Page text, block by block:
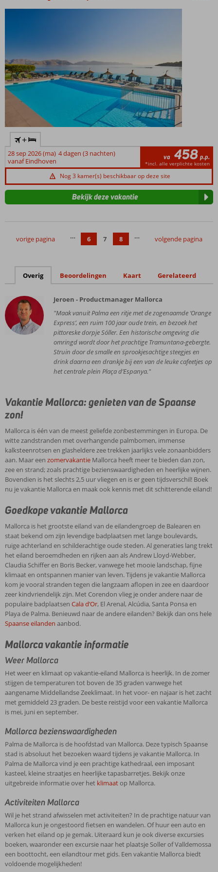
+
28 sep 2026 (ma) 4 dagen (3 nachten)
vanaf Eindhoven
va 458 p.p.
*incl. alle verplichte kosten
Nog 3 kamer(s) beschikbaar op deze site
Bekijk deze vakantie
vorige pagina … 6 7 8 … volgende pagina
Overig Beoordelingen Kaart Gerelateerd
Jeroen - Productmanager Mallorca
"Maak vanuit Palma een ritje met de zogenaamde ‘Orange
Express’, een ruim 100 jaar oude trein, en bezoek het
pittoreske dorpje Sóller. Een historische omgeving die
omringd wordt door het prachtige Tramuntana-gebergte.
Struin door de smalle en sprookjesachtige steegjes en
drink daarna een drankje bij een van de leuke cafeetjes op
het centrale plein Plaça d’Espanya."
Vakantie Mallorca: genieten van de Spaanse
zon!
Mallorca is één van de meest geliefde zonbestemmingen in Europa. De
witte zandstranden met overhangende palmbomen, immense
kalksteenrotsen en glasheldere zee trekken jaarlijks vele zonaanbidders
aan. Maar een zomervakantie Mallorca heeft meer te bieden dan zon,
zee en strand; zoals prachtige bezienswaardigheden en heerlijke wijnen.
Bovendien is het slechts 2,5 uur vliegen en is er geen tijdsverschil! Boek
nu je vakantie Mallorca en maak ook kennis met dit schitterende eiland!
Goedkope vakantie Mallorca
Mallorca is het grootste eiland van de eilandengroep de Balearen en
staat bekend om zijn levendige badplaatsen met lange boulevards,
ruige achterland en schilderachtige oude steden. Al generaties lang trekt
het eiland beroemdheden en rijken aan als Andrew Lloyd-Webber,
Claudia Schiffer en Boris Becker, vanwege het mooie landschap, fijne
klimaat en ontspannen manier van leven. Tijdens je vakantie Mallorca
kom je vooral stranden tegen die langzaam aflopen in zee en daardoor
zeer kindvriendelijk zijn. Met Corendon vlieg je onder andere naar de
populaire badplaatsen Cala d’Or, El Arenal, Alcúdia, Santa Ponsa en
Playa de Palma. Benieuwd naar de andere eilanden? Bekijk dan ons hele
Spaanse eilanden aanbod.
Mallorca vakantie informatie
Weer Mallorca
Het weer en klimaat op vakantie-eiland Mallorca is heerlijk. In de zomer
stijgen de temperaturen tot boven de 35 graden vanwege het
aangename Middellandse Zeeklimaat. In het voor- en najaar is het zacht
met gemiddeld 23 graden. De beste reistijd voor een vakantie Mallorca
is mei, juni en september.
Mallorca bezienswaardigheden
Palma de Mallorca is de hoofdstad van Mallorca. Deze typisch Spaanse
stad is absoluut het bezoeken waard tijdens je vakantie Mallorca. In
Palma de Mallorca vind je een prachtige kathedraal, een imposant
kasteel, kleine straatjes en heerlijke tapasbarretjes. Bekijk onze
uitgebreide informatie over het klimaatop Mallorca.
Activiteiten Mallorca
Wil je het strand afwisselen met activiteiten? In de prachtige natuur van
Mallorca kun je ongestoord fietsen en wandelen. Of huur een auto en
verken het eiland op je gemak. Uiteraard kun je ook diverse excursies
boeken, waaronder een excursie naar het plaatsje Soller of Valldemossa
een boottocht, een eilandtour met gids. Een vakantie Mallorca biedt
voldoende mogelijkheden!